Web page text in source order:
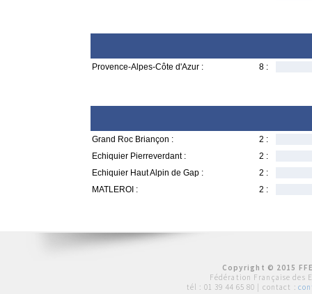
Provence-Alpes-Côte d'Azur : 8 :
Grand Roc Briançon :
2 :
Echiquier Pierreverdant :
2 :
Echiquier Haut Alpin de Gap :
2 :
MATLEROI :
2 :
Copyright © 2015
Fédération Française des
tél : 01 39 44 65 80 | contact :